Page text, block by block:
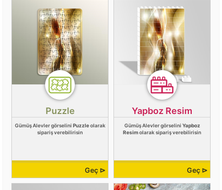
Puzzle
Gümüş Alevler görselini Puzzleolarak
sipariş verebilirisin
Geç ⊳
Yapboz Resim
Gümüş Alevler görselini Yapboz
Resimolarak sipariş verebilirisin
Geç ⊳